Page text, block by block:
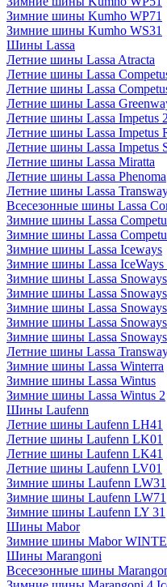
Зимние шины Kumho WP71
Зимние шины Kumho WS31
Шины Lassa
Летние шины Lassa Atracta
Летние шины Lassa
Летние шины Lassa
Летние шины Lassa
Летние шины Lassa Impetus 2
Летние шины Lassa Impetus
Летние шины Lassa Impetus
Летние шины Lassa Miratta
Летние шины Lassa Phenoma
Летние шины Lassa
Всесезонные шины Lassa
Зимние шины Lassa
Зимние шины Lassa
Зимние шины Lassa Iceways
Зимние шины Lassa IceWays
Зимние шины Lassa
Зимние шины Lassa
Зимние шины Lassa
Зимние шины Lassa
Зимние шины Lassa
Летние шины Lassa
Зимние шины Lassa Winterra
Зимние шины Lassa Wintus
Зимние шины Lassa Wintus 2
Шины Laufenn
Летние шины Laufenn LH41
Летние шины Laufenn LK01
Летние шины Laufenn LK41
Летние шины Laufenn LV01
Зимние шины Laufenn LW31
Зимние шины Laufenn LW71
Зимние шины Laufenn LY 31
Шины Mabor
Зимние шины Mabor
Шины Marangoni
Всесезонные шины